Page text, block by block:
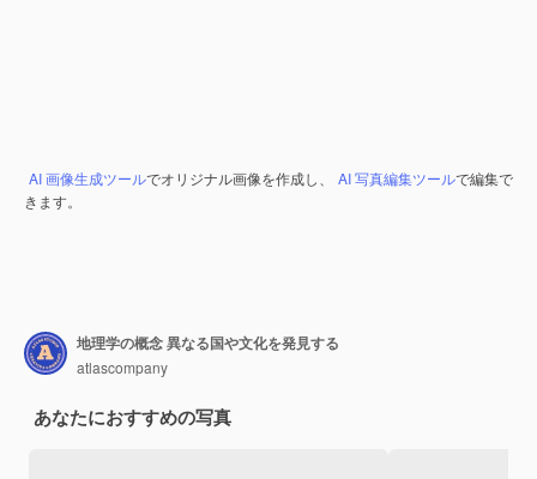
AI 画像生成ツールでオリジナル画像を作成し、 AI 写真編集ツールで編集で
きます。
地理学の概念 異なる国や文化を発見する
atlascompany
あなたにおすすめの写真